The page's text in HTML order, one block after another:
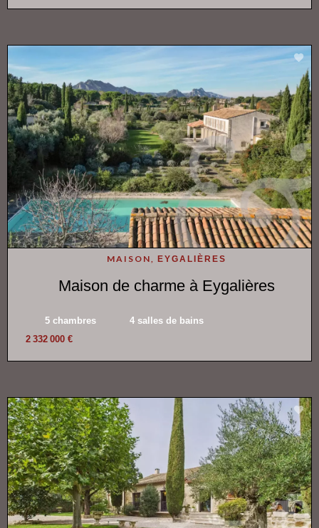
MAISON, EYGALIÈRES
Maison de charme à Eygalières
5 chambres
4 salles de bains
2 332 000 €